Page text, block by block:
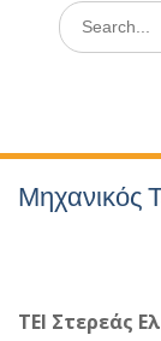
Search
for:
Μηχανικός
ΤΕΙ Στερεάς